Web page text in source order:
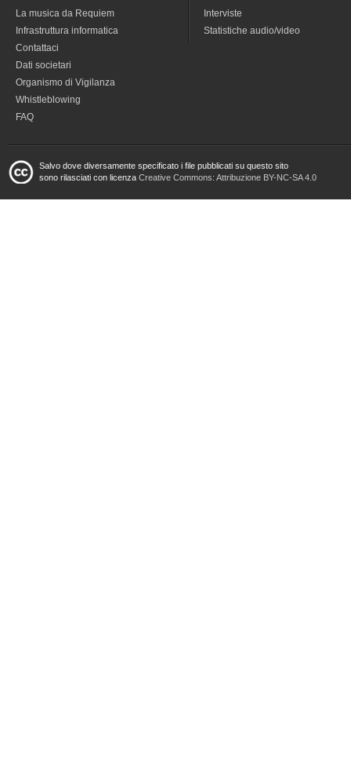
La musica da Requiem
Infrastruttura informatica
Contattaci
Dati societari
Organismo di Vigilanza
Whistleblowing
FAQ
Interviste
Statistiche audio/video
Salvo dove diversamente specificato i file pubblicati su questo sito
sono rilasciati con licenza Creative Commons: Attribuzione BY-NC-SA 4.0